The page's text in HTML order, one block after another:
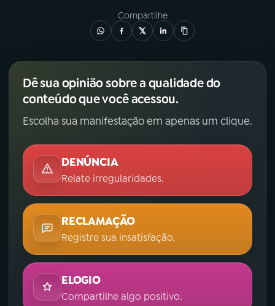
Compartilhe
Dê sua opinião sobre a qualidade do
conteúdo que você acessou.
Escolha sua manifestação em apenas um clique.
DENÚNCIA
Relate irregularidades.
RECLAMAÇÃO
Registre sua insatisfação.
ELOGIO
Compartilhe algo positivo.